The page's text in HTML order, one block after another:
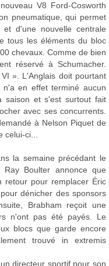
V8 Ford-Cosworth
pneumatique, qui permet
d'une nouvelle centrale
tous les éléments du bloc
chevaux. Comme de bien
réservé à Schumacher.
». L'Anglais doit pourtant
n'a en effet terminé aucun
saison et s'est surtout fait
avec ses concurrents.
à Nelson Piquet de
ci...
la semaine précédant le
Boulter annonce que
retour pour remplacer Éric
dénicher des sponsors
Brabham reçoit une
n'ont pas été payés. Le
blocs que garde encore
trouvé in extremis
directeur sportif pour son